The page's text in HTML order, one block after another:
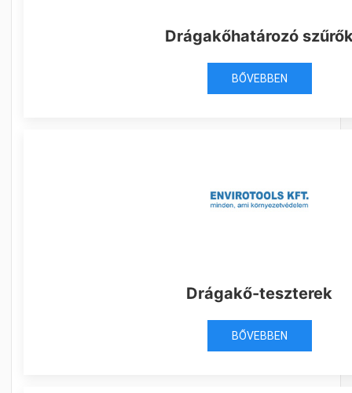
Drágakőhatározó
BŐVEBBEN
Drágakő-teszterek
BŐVEBBEN